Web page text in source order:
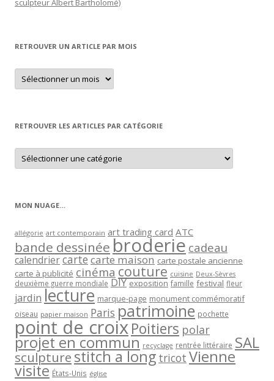
sculpteur Albert Bartholomé)
RETROUVER UN ARTICLE PAR MOIS
Retrouver
un
article
RETROUVER LES ARTICLES PAR CATÉGORIE
Retrouver
les
articles
MON NUAGE…
allégorie art contemporain art trading card ATC
bande dessinéebroderie cadeau
calendriercartecarte maison carte postale ancienne
carte à publicité cinéma couture cuisine Deux-Sèvres
deuxième guerre mondiale DIY exposition famille festival fleur
jardin lecture marque-page monument commémoratif
oiseau papier maison Paris patrimoine pochette
point de croixPoitiers polar
projet en commun recyclage rentrée littéraire SAL
sculpturestitch a long tricot Vienne
visite États-Unis église